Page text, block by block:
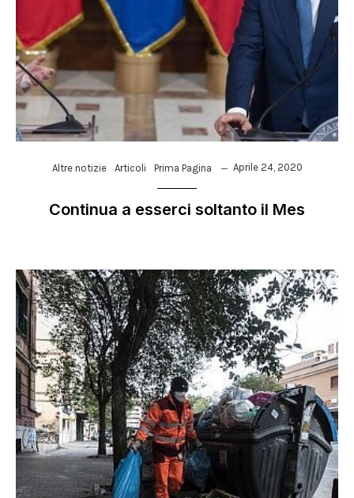
Altre notizie Articoli Prima Pagina Aprile 24, 2020
Continua a esserci soltanto il Mes